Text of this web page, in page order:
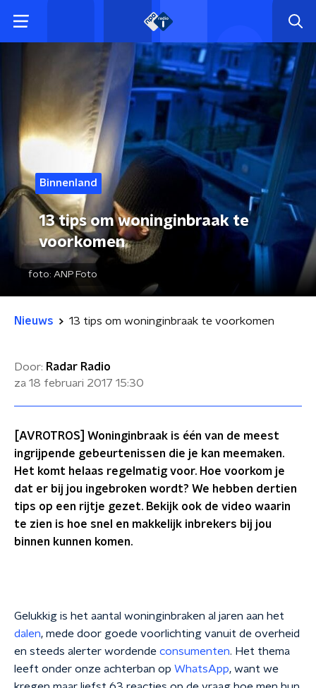
Binnenland
13 tips om woninginbraak te
voorkomen
foto: ANP Foto
Nieuws 13 tips om woninginbraak te voorkomen
Door: Radar Radio
za 18 februari 2017 15:30
[AVROTROS] Woninginbraak is één van de meest
ingrijpende gebeurtenissen die je kan meemaken.
Het komt helaas regelmatig voor. Hoe voorkom je
dat er bij jou ingebroken wordt? We hebben dertien
tips op een rijtje gezet. Bekijk ook de video waarin
te zien is hoe snel en makkelijk inbrekers bij jou
binnen kunnen komen.
Gelukkig is het aantal woninginbraken al jaren aan het
dalen, mede door goede voorlichting vanuit de overheid
en steeds alerter wordende consumenten. Het thema
leeft onder onze achterban op WhatsApp, want we